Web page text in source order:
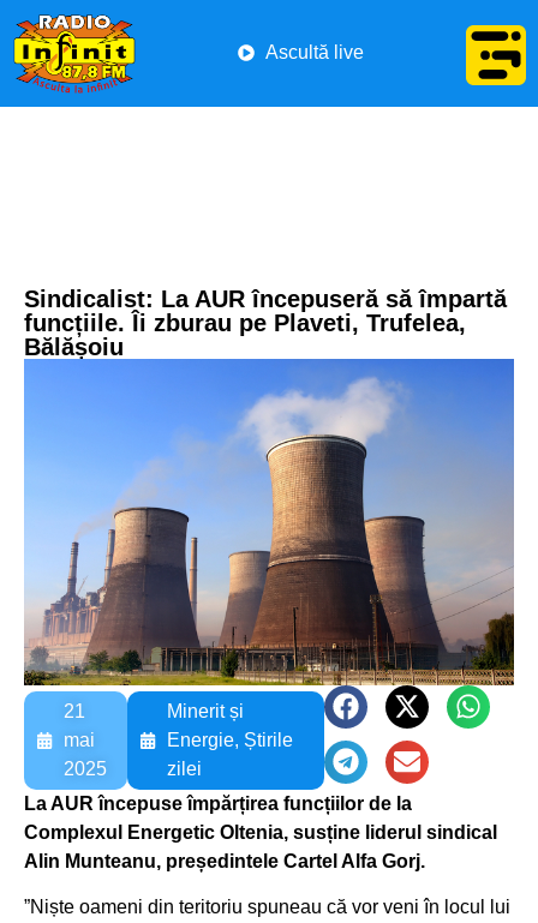
Ascultă live
Sindicalist: La AUR începuseră să împartă
funcțiile. Îi zburau pe Plaveti, Trufelea,
Bălășoiu
21
mai
2025
Minerit și
Energie, Știrile
zilei
La AUR începuse împărțirea funcțiilor de la
Complexul Energetic Oltenia, susține liderul sindical
Alin Munteanu, președintele Cartel Alfa Gorj.
”Niște oameni din teritoriu spuneau că vor veni în locul lui